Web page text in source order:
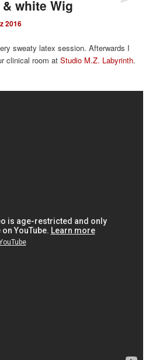
white Wig
2016
sweaty latex session. Afterwards I
clinical room atStudio M.Z. Labyrinth.